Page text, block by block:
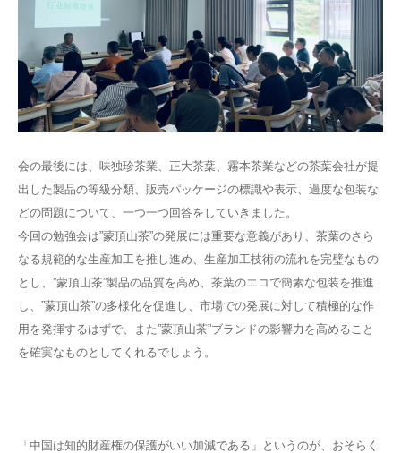
会の最後には、味独珍茶業、正大茶葉、霧本茶業などの茶葉会社が提
出した製品の等級分類、販売パッケージの標識や表示、過度な包装な
どの問題について、一つ一つ回答をしていきました。
今回の勉強会は”蒙頂山茶”の発展には重要な意義があり、茶葉のさら
なる規範的な生産加工を推し進め、生産加工技術の流れを完璧なもの
とし、”蒙頂山茶”製品の品質を高め、茶葉のエコで簡素な包装を推進
し、”蒙頂山茶”の多様化を促進し、市場での発展に対して積極的な作
用を発揮するはずで、また”蒙頂山茶”ブランドの影響力を高めること
を確実なものとしてくれるでしょう。
「中国は知的財産権の保護がいい加減である」というのが、おそらく